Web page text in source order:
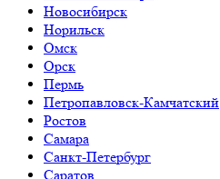
Новосибирск
Норильск
Омск
Орск
Пермь
Петропавловск-Камчатский
Ростов
Самара
Санкт-Петербург
Саратов